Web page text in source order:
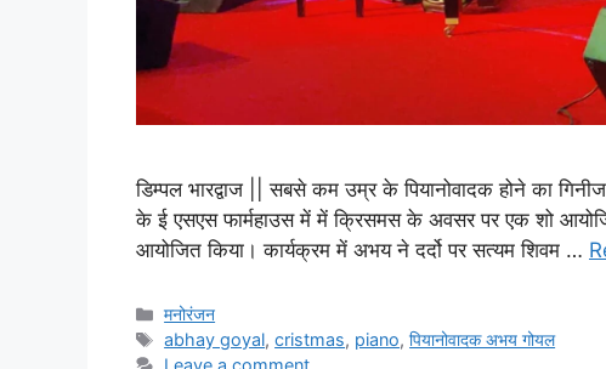
डिम्पल भारद्वाज || सबसे कम उम्र के पियानोवादक होने का
के ई एसएस फार्महाउस में में क्रिसमस के अवसर पर एक शो
आयोजित किया। कार्यक्रम में अभय ने दर्दो पर सत्यम शिवम …
मनोरंजन
abhay goyal,cristmas, piano,पियानोवादक अभय गोयल